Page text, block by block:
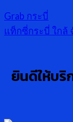
Grab กระบี่
แท็กซี่กระบี่ ใกล้
ยินดีให้บริ